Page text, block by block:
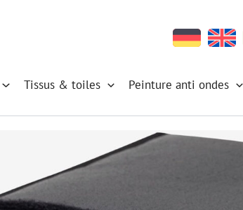
Tissus & toiles Peinture anti ondes